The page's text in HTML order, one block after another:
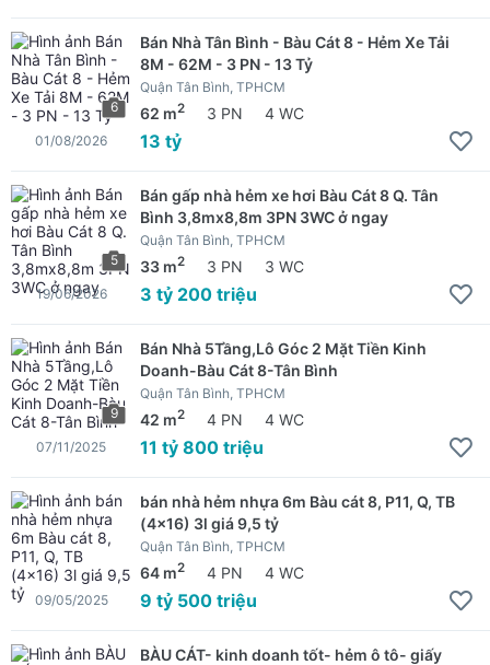
6
Bán Nhà Tân Bình - Bàu Cát 8 - Hẻm Xe Tải
8M - 62M - 3 PN - 13 Tỷ
Quận Tân Bình, TPHCM
62 m2 3 PN 4 WC
13 tỷ
01/08/2026
5
Bán gấp nhà hẻm xe hơi Bàu Cát 8 Q. Tân
Bình 3,8mx8,8m 3PN 3WC ở ngay
Quận Tân Bình, TPHCM
33 m2 3 PN 3 WC
3 tỷ 200 triệu
19/06/2026
9
Bán Nhà 5Tầng,Lô Góc 2 Mặt Tiền Kinh
Doanh-Bàu Cát 8-Tân Bình
Quận Tân Bình, TPHCM
42 m2 4 PN 4 WC
11 tỷ 800 triệu
07/11/2025
bán nhà hẻm nhựa 6m Bàu cát 8, P11, Q, TB
(4x16) 3l giá 9,5 tỷ
Quận Tân Bình, TPHCM
64 m2 4 PN 4 WC
9 tỷ 500 triệu
09/05/2025
BÀU CÁT- kinh doanh tốt- hẻm ô tô- giấy